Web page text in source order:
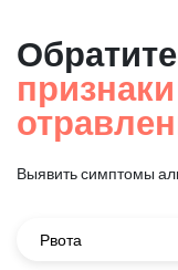
Выявить симптомы
Рвота